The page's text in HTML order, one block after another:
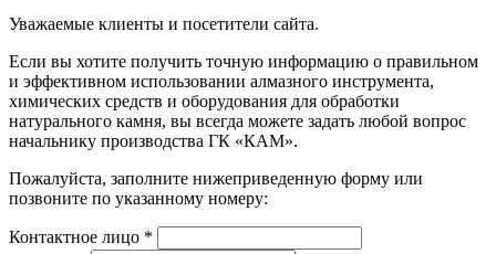
Уважаемые клиенты и посетители сайта.
Если вы хотите получить точную информацию о правильном
и эффективном использовании алмазного инструмента,
химических средств и оборудования для обработки
натурального камня, вы всегда можете задать любой вопрос
начальнику производства ГК «КАМ».
Пожалуйста, заполните нижеприведенную форму или
позвоните по указанному номеру:
Контактное лицо *